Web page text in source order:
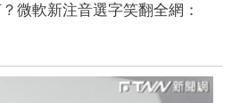
微軟新注音選字笑翻全網：